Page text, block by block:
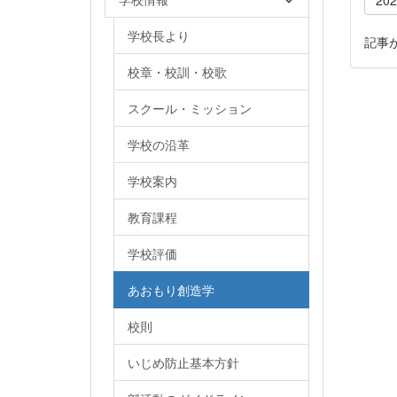
記事
学校長より
校章・校訓・校歌
スクール・ミッション
学校の沿革
学校案内
教育課程
学校評価
あおもり創造学
校則
いじめ防止基本方針